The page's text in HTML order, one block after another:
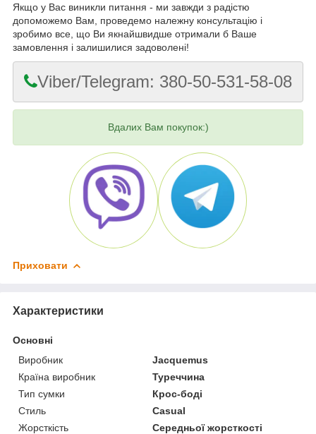
Якщо у Вас виникли питання - ми завжди з радістю
допоможемо Вам, проведемо належну консультацію і
зробимо все, що Ви якнайшвидше отримали б Ваше
замовлення і залишилися задоволені!
Viber/Telegram: 380-50-531-58-08
Вдалих Вам покупок:)
Приховати
Характеристики
Основні
Виробник
Jacquemus
Країна виробник
Туреччина
Тип сумки
Крос-боді
Стиль
Casual
Жорсткість
Середньої жорсткості